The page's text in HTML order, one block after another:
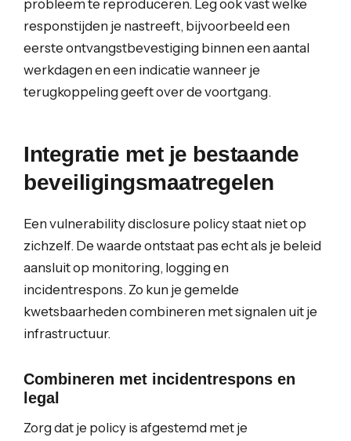
probleem te reproduceren. Leg ook vast welke
responstijden je nastreeft, bijvoorbeeld een
eerste ontvangstbevestiging binnen een aantal
werkdagen en een indicatie wanneer je
terugkoppeling geeft over de voortgang.
Integratie met je bestaande
beveiligingsmaatregelen
Een vulnerability disclosure policy staat niet op
zichzelf. De waarde ontstaat pas echt als je beleid
aansluit op monitoring, logging en
incidentrespons. Zo kun je gemelde
kwetsbaarheden combineren met signalen uit je
infrastructuur.
Combineren met incidentrespons en
legal
Zorg dat je policy is afgestemd met je